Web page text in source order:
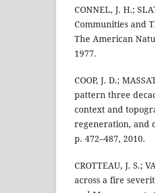
CONNEL, J. H.;
Communities and
The American
1977.
COOP, J. D.;
pattern three
context and
regeneration, and
p. 472–487, 2010.
CROTTEAU, J. S.;
across a fire